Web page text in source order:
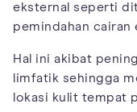
eksternal seperti
pemindahan cairan
Hal ini akibat
limfatik sehingga
lokasi kulit tempat